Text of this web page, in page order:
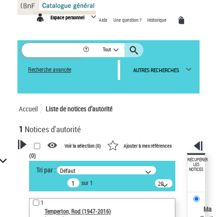
Espace personnel Aide Une question ? Historique
Tout
Recherche avancée AUTRES RECHERCHES
Accueil Liste de notices d’autorité
1 Notices d'autorité
VOTRE RECHERCHE
Recherche avancée dans les
notices d’autorité
Œuvres liées à l'auteur :
Temperton, Rod (1947-2016)
Voir la sélection (0) Ajouter à mes références
(0)
Tri par : Défaut
sur 1
20
résultats/page
1
Temperton, Rod (1947-2016)
RÉCUPÉRER
LES
NOTICES
Ma
Panneau de gestion des cookies